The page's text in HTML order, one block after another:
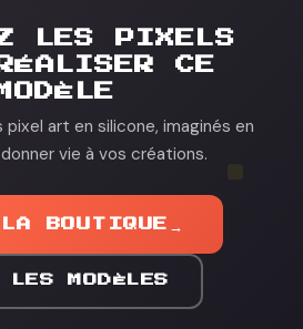
LES PIXELS
CE
MODÈLE
art en silicone, imaginés en
vie à vos créations.
BOUTIQUE →
LES MODÈLES